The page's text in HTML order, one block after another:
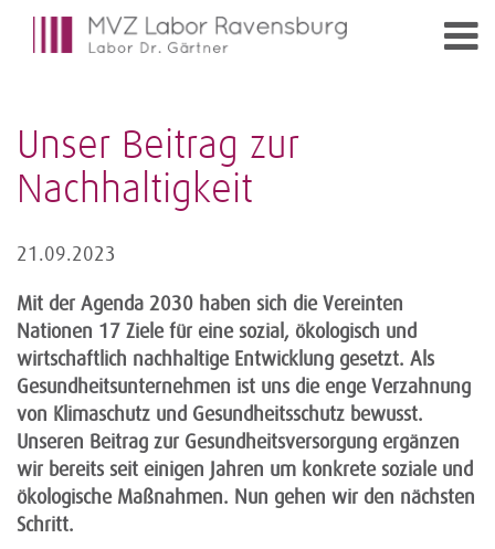
Unser Beitrag zur
Nachhaltigkeit
21.09.2023
Mit der Agenda 2030 haben sich die Vereinten
Nationen 17 Ziele für eine sozial, ökologisch und
wirtschaftlich nachhaltige Entwicklung gesetzt. Als
Gesundheitsunternehmen ist uns die enge Verzahnung
von Klimaschutz und Gesundheitsschutz bewusst.
Unseren Beitrag zur Gesundheitsversorgung ergänzen
wir bereits seit einigen Jahren um konkrete soziale und
ökologische Maßnahmen. Nun gehen wir den nächsten
Schritt.